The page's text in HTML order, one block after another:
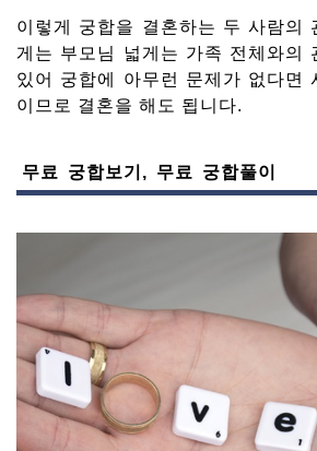
이렇게 궁합을 결혼하는 두 사람의
게는 부모님 넓게는 가족 전체와의
있어 궁합에 아무런 문제가 없다면
이므로 결혼을 해도 됩니다.
무료 궁합보기, 무료 궁합풀이